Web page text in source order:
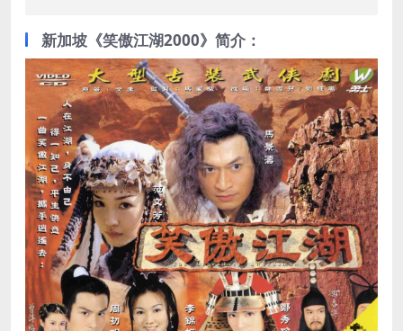
新加坡《笑傲江湖2000》简介：